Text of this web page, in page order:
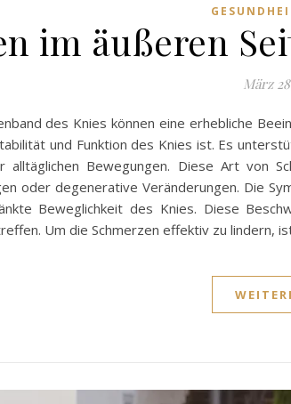
im äußeren
März
des Knies können eine erhebliche
und Funktion des Knies ist. Es
Bewegungen. Diese Art von
oder degenerative Veränderungen. Die
Beweglichkeit des Knies. Diese
Um die Schmerzen effektiv zu lindern,